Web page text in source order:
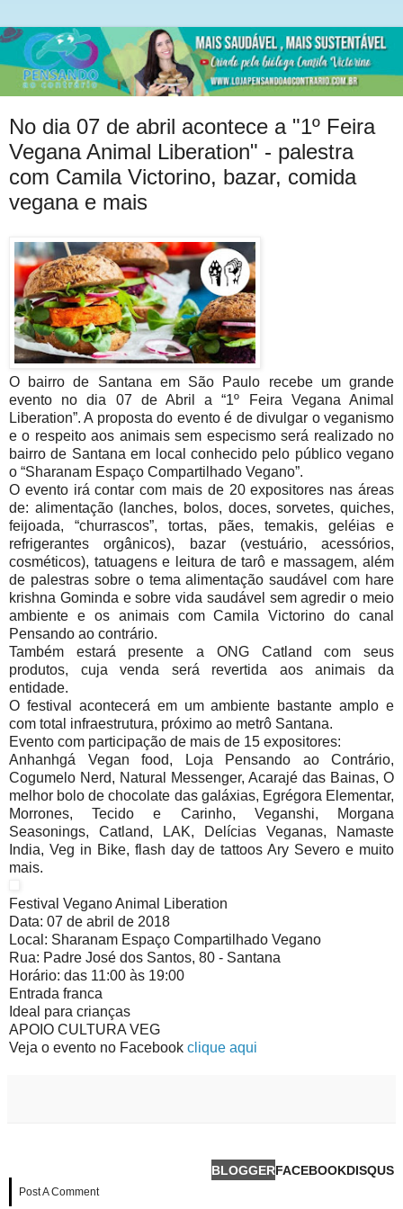
No dia 07 de abril acontece a "1º Feira
Vegana Animal Liberation" - palestra
com Camila Victorino, bazar, comida
vegana e mais
O bairro de Santana em São Paulo recebe um grande
evento no dia 07 de Abril a “1º Feira Vegana Animal
Liberation”. A proposta do evento é de divulgar o veganismo
e o respeito aos animais sem especismo será realizado no
bairro de Santana em local conhecido pelo público vegano
o “Sharanam Espaço Compartilhado Vegano”.
O evento irá contar com mais de 20 expositores nas áreas
de: alimentação (lanches, bolos, doces, sorvetes, quiches,
feijoada, “churrascos”, tortas, pães, temakis, geléias e
refrigerantes orgânicos), bazar (vestuário, acessórios,
cosméticos), tatuagens e leitura de tarô e massagem, além
de palestras sobre o tema alimentação saudável com hare
krishna Gominda e sobre vida saudável sem agredir o meio
ambiente e os animais com Camila Victorino do canal
Pensando ao contrário.
Também estará presente a ONG Catland com seus
produtos, cuja venda será revertida aos animais da
entidade.
O festival acontecerá em um ambiente bastante amplo e
com total infraestrutura, próximo ao metrô Santana.
Evento com participação de mais de 15 expositores:
Anhanhgá Vegan food, Loja Pensando ao Contrário,
Cogumelo Nerd, Natural Messenger, Acarajé das Bainas, O
melhor bolo de chocolate das galáxias, Egrégora Elementar,
Morrones, Tecido e Carinho, Veganshi, Morgana
Seasonings, Catland, LAK, Delícias Veganas, Namaste
India, Veg in Bike, flash day de tattoos Ary Severo e muito
mais.
Festival Vegano Animal Liberation
Data: 07 de abril de 2018
Local: Sharanam Espaço Compartilhado Vegano
Rua: Padre José dos Santos, 80 - Santana
Horário: das 11:00 às 19:00
Entrada franca
Ideal para crianças
APOIO CULTURA VEG
Veja o evento no Facebook clique aqui
Post A Comment
BLOGGERFACEBOOKDISQUS